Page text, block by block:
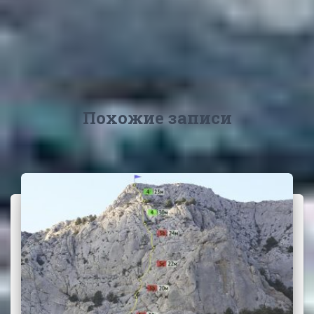
Похожие записи